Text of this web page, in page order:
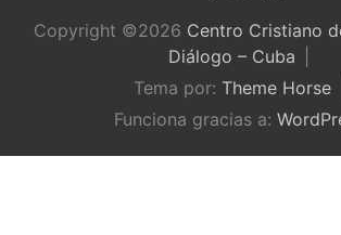
Copyright ©2026 Centro Cristiano
Diálogo – Cuba
Tema por: Theme Horse
Funciona gracias a: